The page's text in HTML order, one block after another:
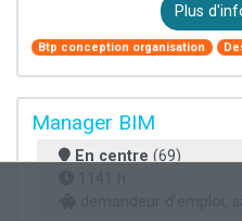
Plus
Btp conception organisation
Manager BIM
En centre (69)